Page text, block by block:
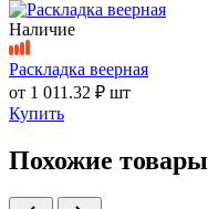
Наличие
Раскладка веерная
от 1 011.32 ₽ шт
Купить
Похожие товары